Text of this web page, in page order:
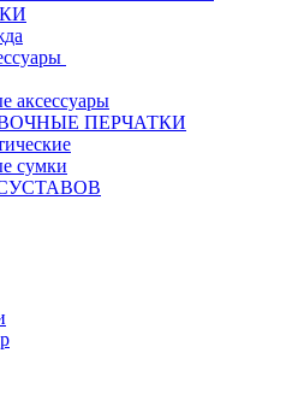
аксессуары
ПЕРЧАТКИ
сумки